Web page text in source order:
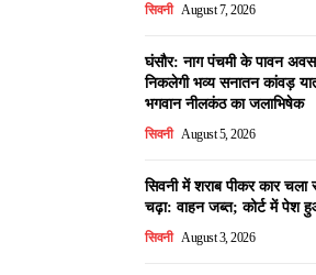
सिवनी August 7, 2026
घंसौर: नाग पंचमी के पावन
निकलेगी भव्य सनातन कांवड़
भगवान नीलकंठ का जलाभिषेक
सिवनी August 5, 2026
सिवनी में शराब पीकर कार
चढ़ा: वाहन जब्त; कोर्ट में पेश
सिवनी August 3, 2026